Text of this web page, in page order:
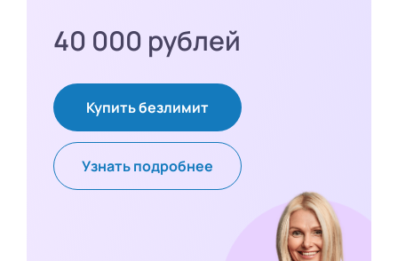
40 000 рублей
Купить безлимит
Узнать подробнее